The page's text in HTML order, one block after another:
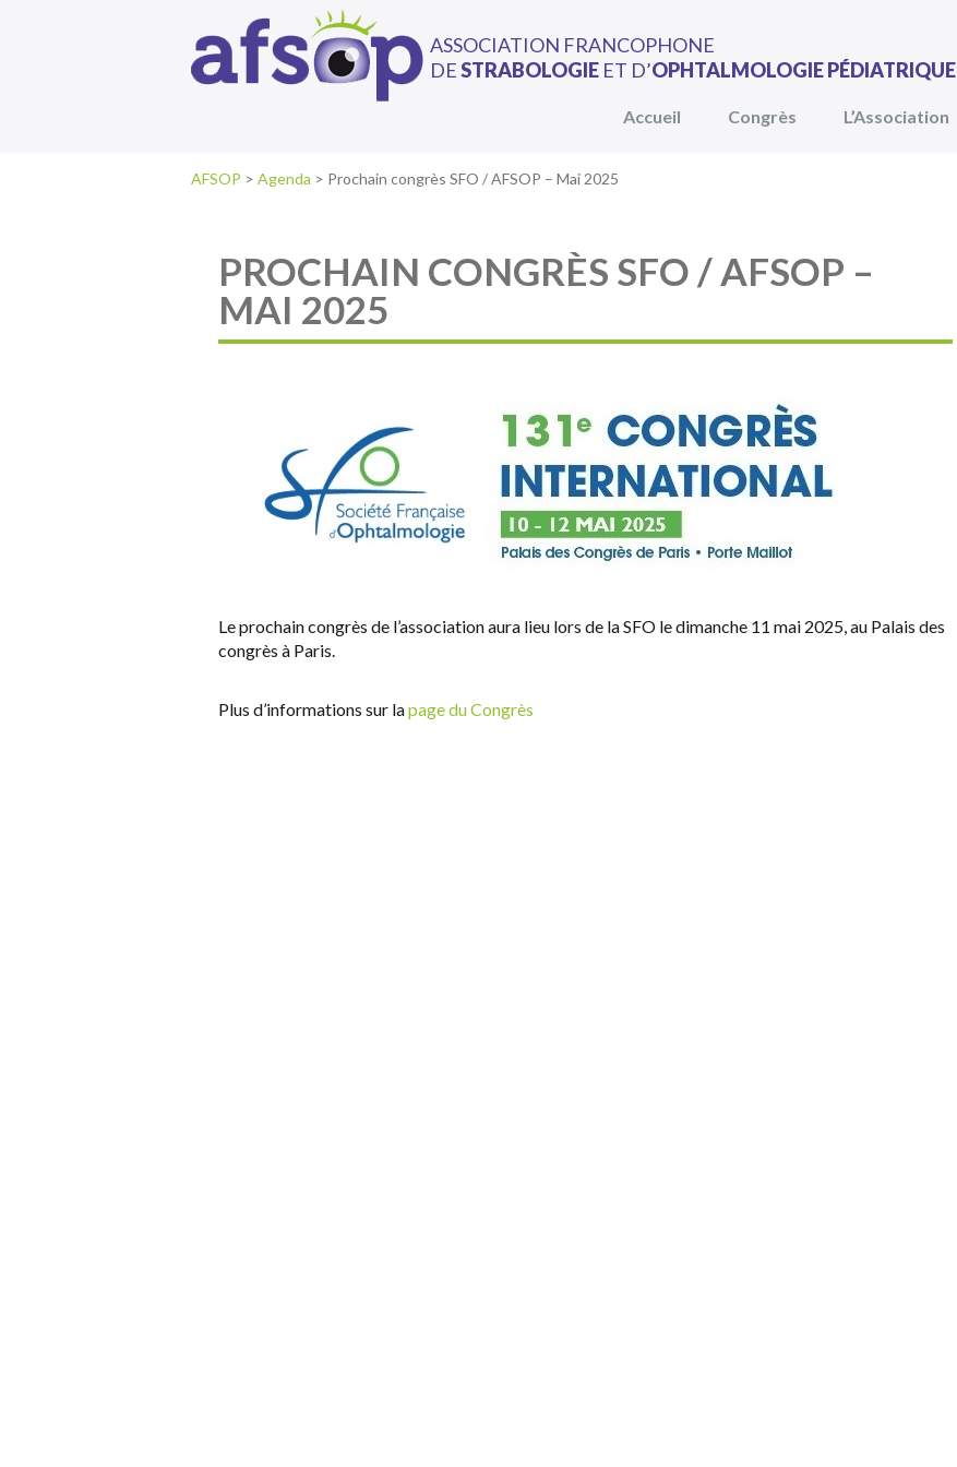
ASSOCIATION FRANCOPHONE
DESTRABOLOGIE ET D’OPHTALMOLOGIE PÉDIATRIQUE
Accueil Congrès L’Association
AFSOP > Agenda > Prochain congrès SFO / AFSOP – Mai 2025
PROCHAIN CONGRÈS SFO / AFSOP –
MAI 2025
Le prochain congrès de l’association aura lieu lors de la SFO le dimanche 11 mai 2025, au Palais des
congrès à Paris.
Plus d’informations sur lapage du Congrès